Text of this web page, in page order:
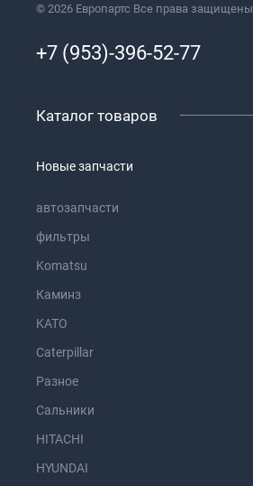
© 2026 Европартс Все права защищены
+7 (953)-396-52-77
Каталог товаров
Новые запчасти
автозапчасти
фильтры
Komatsu
Каминз
KATO
Caterpillar
Разное
Сальники
HITACHI
HYUNDAI